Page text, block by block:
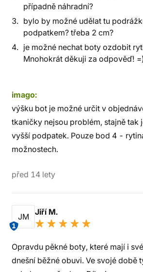
případně náhradní?
bylo by možné udělat tu
podpatkem? třeba 2 cm?
je možné nechat boty ozdobit
Mnohokrát děkuji za odpověď!
imago:
výšku bot je možné určit v
tkaničky nejsou problém, stajně tak
vyšší podpatek. Pouze bod 4 -
možnostech.
před 14 lety
JM
1
Jiří M.
Opravdu pěkné boty, které mají i
dnešní běžné obuvi. Ve svojé době